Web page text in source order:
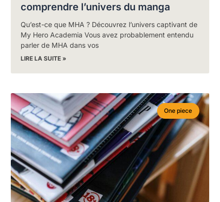
comprendre l’univers du manga
Qu’est-ce que MHA ? Découvrez l’univers captivant de
My Hero Academia Vous avez probablement entendu
parler de MHA dans vos
LIRE LA SUITE »
One piece